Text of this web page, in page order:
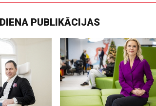
PUBLIKĀCIJAS